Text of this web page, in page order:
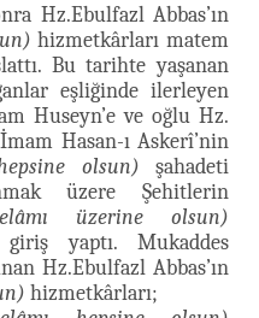
Hz.Ebulfazl Abbas’ın
hizmetkârları matem
Bu tarihte yaşanan
eşliğinde ilerleyen
Huseyn’e ve oğlu Hz.
Hasan-ı Askerî’nin
olsun) şahadeti
üzere Şehitlerin
üzerine olsun)
giriş yaptı. Mukaddes
Hz.Ebulfazl Abbas’ın
hizmetkârları;